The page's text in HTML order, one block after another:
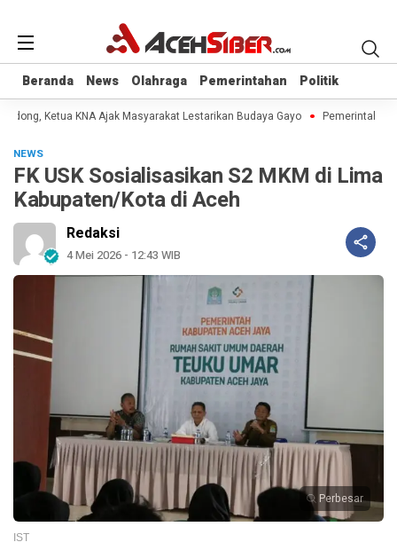
Beranda News Olahraga Pemerintahan Politik
Beranda News Olahraga Pemerintahan Politik
Ketua KNA Ajak Masyarakat Lestarikan Budaya Gayo Pemerintah
NEWS
FK USK Sosialisasikan S2 MKM di Lima
Kabupaten/Kota di Aceh
Redaksi
4 Mei 2026 - 12:43 WIB
Perbesar
IST